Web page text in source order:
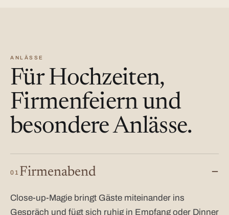
ANLÄSSE
Für Hochzeiten,
Firmenfeiern und
besondere Anlässe.
01 Firmenabend
Close-up-Magie bringt Gäste miteinander ins
Gespräch und fügt sich ruhig in Empfang oder Dinner